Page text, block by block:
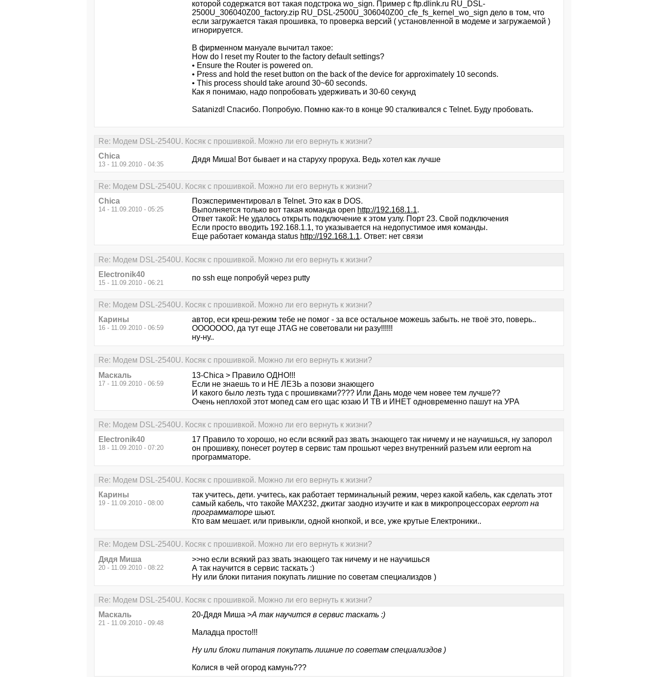
которой содержатся вот такая подстрока wo_sign. Пример с ftp.dlink.ru RU_DSL-
2500U_306040Z00_factory.zip RU_DSL-2500U_306040Z00_cfe_fs_kernel_wo_sign дело в том, что
если загружается такая прошивка, то проверка версий ( установленной в модеме и загружаемой )
игнорируется.
В фирменном мануале вычитал такое:
How do I reset my Router to the factory default settings?
• Ensure the Router is powered on.
• Press and hold the reset button on the back of the device for approximately 10 seconds.
• This process should take around 30~60 seconds.
Как я понимаю, надо попробовать удерживать и 30-60 секунд
Satanizd! Спасибо. Попробую. Помню как-то в конце 90 сталкивался с Telnet. Буду пробовать.
Re: Модем DSL-2540U. Косяк с прошивкой. Можно ли его вернуть к жизни?
Chica
13 - 11.09.2010 - 04:35
Дядя Миша! Вот бывает и на старуху проруха. Ведь хотел как лучше
Re: Модем DSL-2540U. Косяк с прошивкой. Можно ли его вернуть к жизни?
Chica
14 - 11.09.2010 - 05:25
Поэкспериментировал в Telnet. Это как в DOS.
Выполняется только вот такая команда open http://192.168.1.1.
Ответ такой: Не удалось открыть подключение к этом узлу. Порт 23. Свой подключения
Если просто вводить 192.168.1.1, то указывается на недопустимое имя команды.
Еще работает команда status http://192.168.1.1. Ответ: нет связи
Re: Модем DSL-2540U. Косяк с прошивкой. Можно ли его вернуть к жизни?
Electronik40
15 - 11.09.2010 - 06:21
по ssh еще попробуй через putty
Re: Модем DSL-2540U. Косяк с прошивкой. Можно ли его вернуть к жизни?
Карины
16 - 11.09.2010 - 06:59
автор, еси креш-режим тебе не помог - за все остальное можешь забыть. не твоё это, поверь..
ООООООО, да тут еще JTAG не советовали ни разу!!!!!!
ну-ну..
Re: Модем DSL-2540U. Косяк с прошивкой. Можно ли его вернуть к жизни?
Маскаль
17 - 11.09.2010 - 06:59
13-Chica > Правило ОДНО!!!
Если не знаешь то и НЕ ЛЕЗЬ а позови знающего
И какого было лезть туда с прошивками???? Или Дань моде чем новее тем лучше??
Очень неплохой этот мопед сам его щас юзаю И ТВ и ИНЕТ одновременно пашут на УРА
Re: Модем DSL-2540U. Косяк с прошивкой. Можно ли его вернуть к жизни?
Electronik40
18 - 11.09.2010 - 07:20
17 Правило то хорошо, но если всякий раз звать знающего так ничему и не научишься, ну запорол
он прошивку, понесет роутер в сервис там прошьют через внутренний разъем или eeprom на
программаторе.
Re: Модем DSL-2540U. Косяк с прошивкой. Можно ли его вернуть к жизни?
Карины
19 - 11.09.2010 - 08:00
так учитесь, дети. учитесь, как работает терминальный режим, через какой кабель, как сделать этот
самый кабель, что такойе MAX232, джитаг заодно изучите и как в микропроцессорах eeprom на
программаторе шьют.
Кто вам мешает. или привыкли, одной кнопкой, и все, уже крутые Електроники..
Re: Модем DSL-2540U. Косяк с прошивкой. Можно ли его вернуть к жизни?
Дядя Миша
20 - 11.09.2010 - 08:22
>>но если всякий раз звать знающего так ничему и не научишься
А так научится в сервис таскать :)
Ну или блоки питания покупать лишние по советам специализдов )
Re: Модем DSL-2540U. Косяк с прошивкой. Можно ли его вернуть к жизни?
Маскаль
21 - 11.09.2010 - 09:48
20-Дядя Миша >А так научится в сервис таскать :)
Маладца просто!!!
Ну или блоки питания покупать лишние по советам специализдов )
Колися в чей огород камунь???